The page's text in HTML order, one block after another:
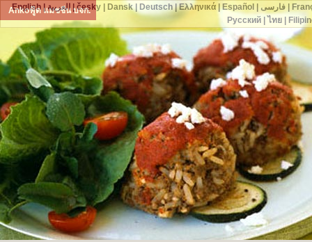
Ankoฟู้ด แมชชีน บจก.
English|العربية|česky| Dansk| Deutsch|Ελληνικά|Español فارسی|
Русский| ไทย|